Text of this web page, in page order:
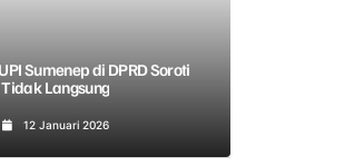
Sumenep di DPRD Soroti
Langsung
12 Januari 2026